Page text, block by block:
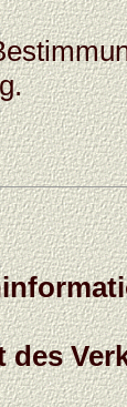
des